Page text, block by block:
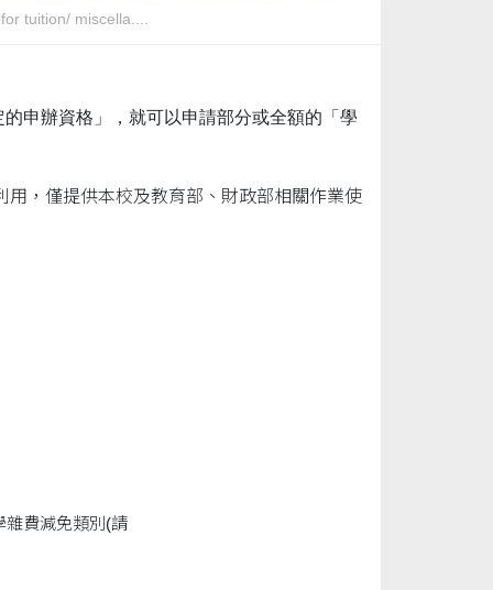
tuition/ miscella....
申辦資格」，就可以申請部分或全額的「學
，僅提供本校及教育部、財政部相關作業使
雜費減免類別(請